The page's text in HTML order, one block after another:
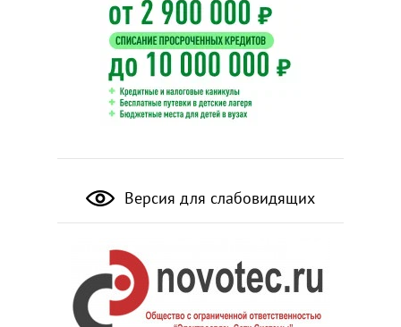
Версия для слабовидящих